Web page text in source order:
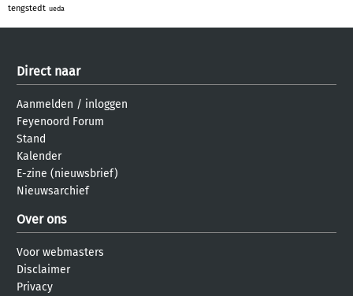
tengstedt ueda
Direct naar
Aanmelden / inloggen
Feyenoord Forum
Stand
Kalender
E-zine (nieuwsbrief)
Nieuwsarchief
Over ons
Voor webmasters
Disclaimer
Privacy